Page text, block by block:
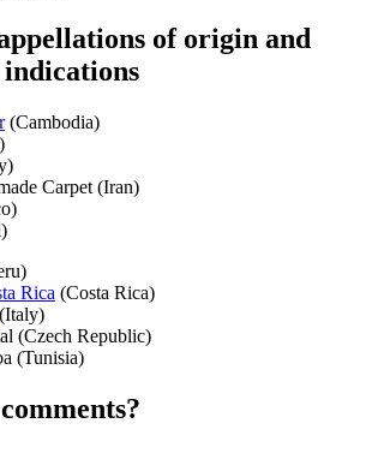
of origin and
(Cambodia)
Carpet (Iran)
Rica (Costa Rica)
(Italy)
(Czech Republic)
(Tunisia)